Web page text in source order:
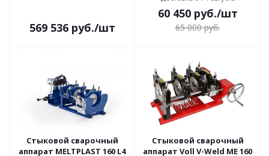
569 536руб./шт
60 450руб./шт
65 000руб.
Стыковой сварочный
аппарат MELTPLAST 160 L4
Стыковой сварочный
аппарат Voll V-Weld ME 160